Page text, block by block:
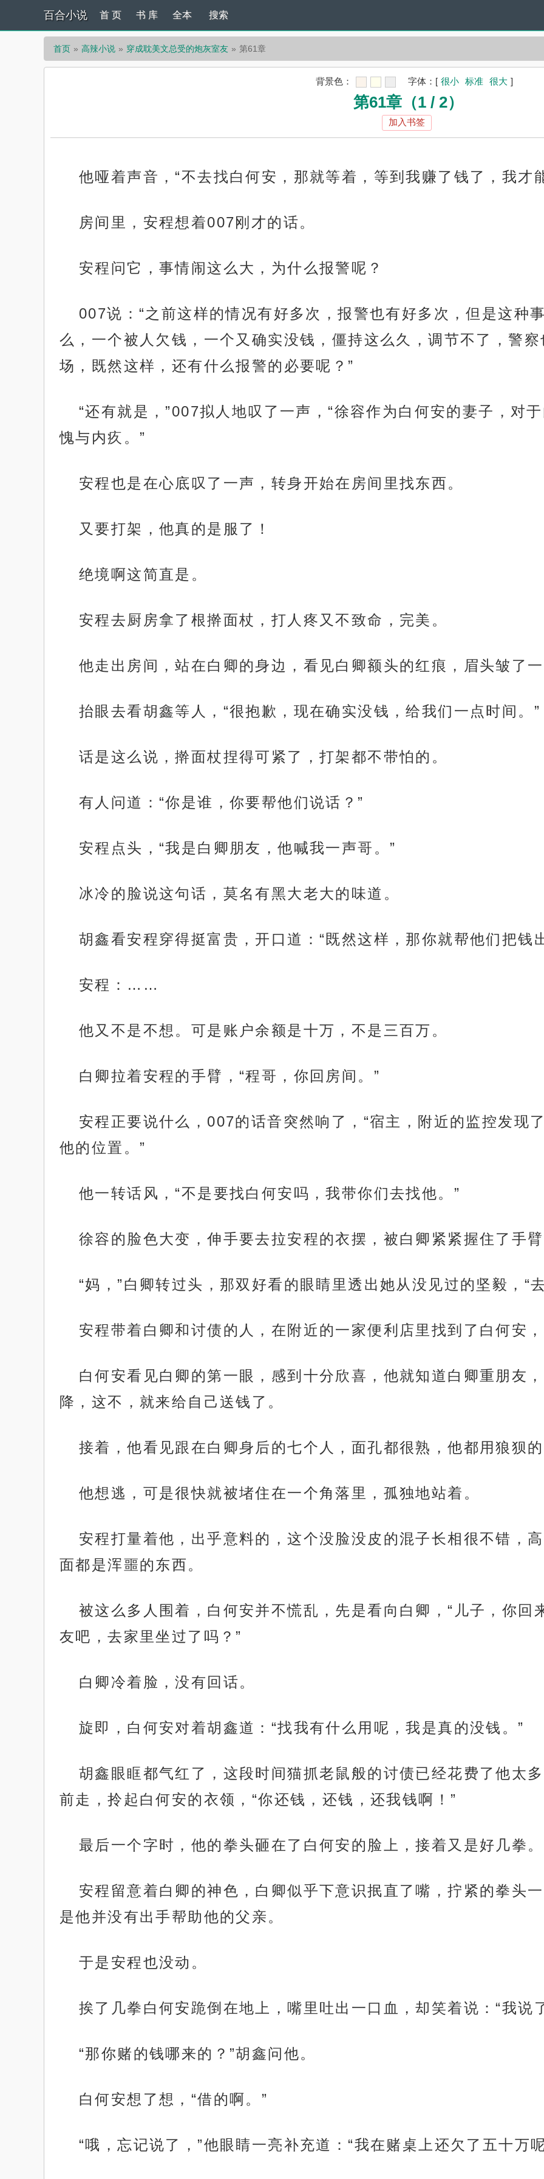
百合小说 首 页 书 库 全本 搜索
首页 高辣小说 穿成耽美文总受的炮灰室友 第61章
背景色： 字体： [ 很小 标准 很大 ]
第61章（1 / 2）
加入书签
他哑着声音，“不去找白何安，那就等着，等到我赚了钱了，我才
房间里，安程想着007刚才的话。
安程问它，事情闹这么大，为什么报警呢？
007说：“之前这样的情况有好多次，报警也有好多次，但是这种
么，一个被人欠钱，一个又确实没钱，僵持这么久，调节不了，警
场，既然这样，还有什么报警的必要呢？”
“还有就是，”007拟人地叹了一声，“徐容作为白何安的妻子，对
愧与内疚。”
安程也是在心底叹了一声，转身开始在房间里找东西。
又要打架，他真的是服了！
绝境啊这简直是。
安程去厨房拿了根擀面杖，打人疼又不致命，完美。
他走出房间，站在白卿的身边，看见白卿额头的红痕，眉头皱了
抬眼去看胡鑫等人，“很抱歉，现在确实没钱，给我们一点时间。”
话是这么说，擀面杖捏得可紧了，打架都不带怕的。
有人问道：“你是谁，你要帮他们说话？”
安程点头，“我是白卿朋友，他喊我一声哥。”
冰冷的脸说这句话，莫名有黑大老大的味道。
胡鑫看安程穿得挺富贵，开口道：“既然这样，那你就帮他们把钱
安程：……
他又不是不想。可是账户余额是十万，不是三百万。
白卿拉着安程的手臂，“程哥，你回房间。”
安程正要说什么，007的话音突然响了，“宿主，附近的监控发现
他的位置。”
他一转话风，“不是要找白何安吗，我带你们去找他。”
徐容的脸色大变，伸手要去拉安程的衣摆，被白卿紧紧握住了手
“妈，”白卿转过头，那双好看的眼睛里透出她从没见过的坚毅，“
安程带着白卿和讨债的人，在附近的一家便利店里找到了白何安
白何安看见白卿的第一眼，感到十分欣喜，他就知道白卿重朋友
降，这不，就来给自己送钱了。
接着，他看见跟在白卿身后的七个人，面孔都很熟，他都用狼狈
他想逃，可是很快就被堵住在一个角落里，孤独地站着。
安程打量着他，出乎意料的，这个没脸没皮的混子长相很不错，
面都是浑噩的东西。
被这么多人围着，白何安并不慌乱，先是看向白卿，“儿子，你回
友吧，去家里坐过了吗？”
白卿冷着脸，没有回话。
旋即，白何安对着胡鑫道：“找我有什么用呢，我是真的没钱。”
胡鑫眼眶都气红了，这段时间猫抓老鼠般的讨债已经花费了他太
前走，拎起白何安的衣领，“你还钱，还钱，还我钱啊！”
最后一个字时，他的拳头砸在了白何安的脸上，接着又是好几拳。
安程留意着白卿的神色，白卿似乎下意识抿直了嘴，拧紧的拳头
是他并没有出手帮助他的父亲。
于是安程也没动。
挨了几拳白何安跪倒在地上，嘴里吐出一口血，却笑着说：“我说
“那你赌的钱哪来的？”胡鑫问他。
白何安想了想，“借的啊。”
“哦，忘记说了，”他眼睛一亮补充道：“我在赌桌上还欠了五十万